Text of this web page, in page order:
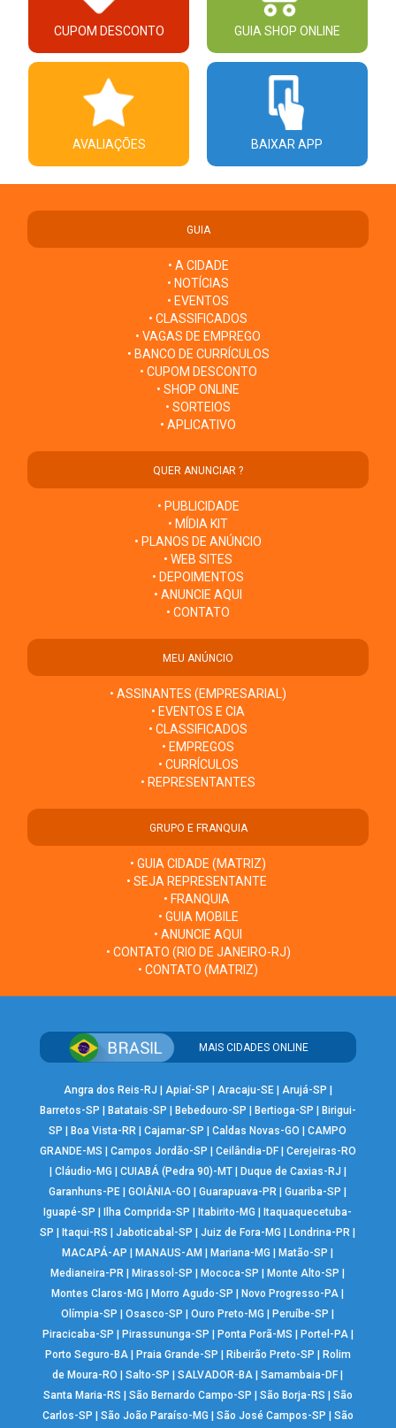
CUPOM DESCONTO GUIA SHOP ONLINE
AVALIAÇÕES BAIXAR APP
GUIA
• A CIDADE
• NOTÍCIAS
• EVENTOS
• CLASSIFICADOS
• VAGAS DE EMPREGO
• BANCO DE CURRÍCULOS
• CUPOM DESCONTO
• SHOP ONLINE
• SORTEIOS
• APLICATIVO
QUER ANUNCIAR ?
• PUBLICIDADE
• MÍDIA KIT
• PLANOS DE ANÚNCIO
• WEB SITES
• DEPOIMENTOS
• ANUNCIE AQUI
• CONTATO
MEU ANÚNCIO
• ASSINANTES (EMPRESARIAL)
• EVENTOS E CIA
• CLASSIFICADOS
• EMPREGOS
• CURRÍCULOS
• REPRESENTANTES
GRUPO E FRANQUIA
• GUIA CIDADE (MATRIZ)
• SEJA REPRESENTANTE
• FRANQUIA
• GUIA MOBILE
• ANUNCIE AQUI
• CONTATO (RIO DE JANEIRO-RJ)
• CONTATO (MATRIZ)
MAIS CIDADES ONLINE
Angra dos Reis-RJ | Apiaí-SP | Aracaju-SE| Arujá-SP |
Barretos-SP | Batatais-SP | Bebedouro-SP | Bertioga-SP | Birigui-
SP |Boa Vista-RR |Cajamar-SP |Caldas Novas-GO |CAMPO
GRANDE-MS | Campos Jordão-SP | Ceilândia-DF| Cerejeiras-RO
| Cláudio-MG | CUIABÁ (Pedra 90)-MT| Duque de Caxias-RJ |
Garanhuns-PE |GOIÂNIA-GO |Guarapuava-PR |Guariba-SP |
Iguapé-SP |Ilha Comprida-SP |Itabirito-MG |Itaquaquecetuba-
SP |Itaqui-RS |Jaboticabal-SP |Juiz de Fora-MG |Londrina-PR |
MACAPÁ-AP |MANAUS-AM |Mariana-MG |Matão-SP |
Medianeira-PR |Mirassol-SP |Mococa-SP |Monte Alto-SP |
Montes Claros-MG |Morro Agudo-SP |Novo Progresso-PA |
Olímpia-SP |Osasco-SP |Ouro Preto-MG |Peruíbe-SP |
Piracicaba-SP | Pirassununga-SP | Ponta Porã-MS | Portel-PA|
Porto Seguro-BA| Praia Grande-SP | Ribeirão Preto-SP | Rolim
de Moura-RO |Salto-SP |SALVADOR-BA |Samambaia-DF |
Santa Maria-RS | São Bernardo Campo-SP | São Borja-RS | São
Carlos-SP | São João Paraíso-MG | São José Campos-SP | São